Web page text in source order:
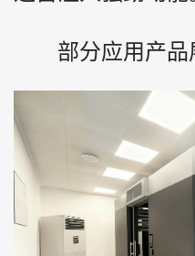
部分应用产品